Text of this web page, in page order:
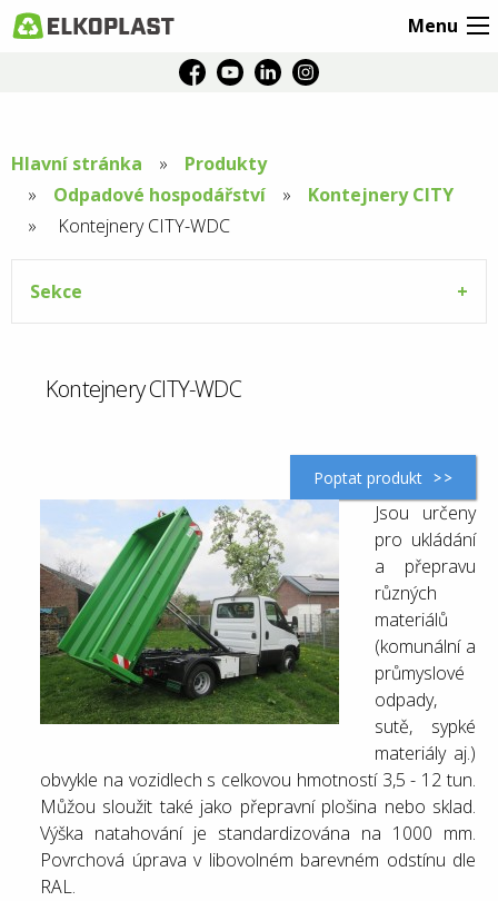
Menu
Hlavní stránka
Produkty
Odpadové hospodářství
Kontejnery CITY
Aktuální
stránka:
Kontejnery CITY-WDC
Sekce
Kontejnery CITY-WDC
Poptat produkt
Jsou určeny
pro ukládání
a přepravu
různých
materiálů
(komunální a
průmyslové
odpady,
sutě, sypké
materiály aj.)
obvykle na vozidlech s celkovou hmotností 3,5 - 12 tun.
Můžou sloužit také jako přepravní plošina nebo sklad.
Výška natahování je standardizována na 1000 mm.
Povrchová úprava v libovolném barevném odstínu dle
RAL.